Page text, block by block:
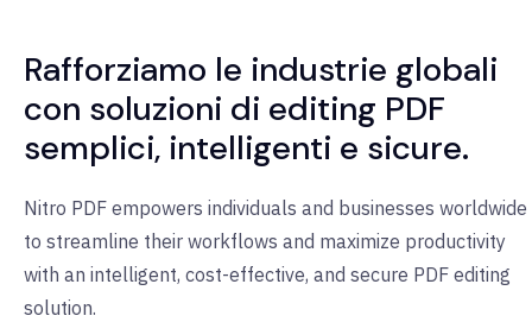
Rafforziamo le industrie globali
con soluzioni di editing PDF
semplici, intelligenti e sicure.
Nitro PDF empowers individuals and businesses worldwide
to streamline their workflows and maximize productivity
with an intelligent, cost-effective, and secure PDF editing
solution.